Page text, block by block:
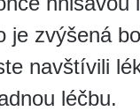
je zvýšená
navštívili
léčbu.